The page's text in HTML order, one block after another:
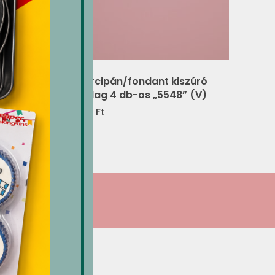
Marcipán/fondant kiszúró
csillag 4 db-os „5548” (V)
Ft